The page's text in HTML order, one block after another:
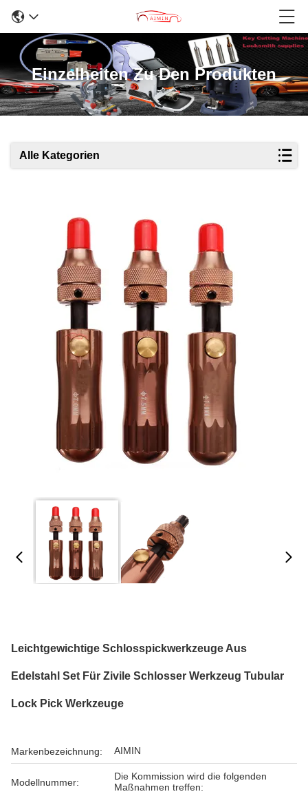
Einzelheiten Zu Den Produkten
Alle Kategorien
Leichtgewichtige Schlosspickwerkzeuge Aus
Edelstahl Set Für Zivile Schlosser Werkzeug Tubular
Lock Pick Werkzeuge
Markenbezeichnung: AIMIN
Modellnummer:
Die Kommission wird die folgenden
Maßnahmen treffen: